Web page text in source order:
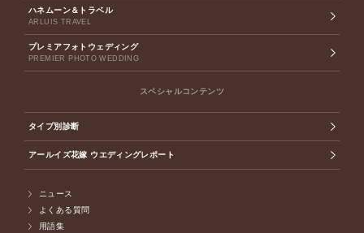
ハネムーン＆トラベル
ARLUIS TRAVEL
プレミアフォトウェディング
PREMIER PHOTO WEDDING
スペシャルコンテンツ
タイプ別診断
アールイズ花嫁 ウエディングレポート
ニュース
よくある質問
用語集